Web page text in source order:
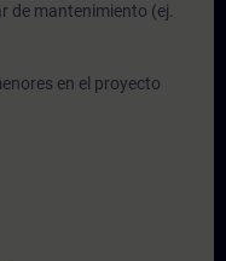
de mantenimiento (ej.
en el proyecto